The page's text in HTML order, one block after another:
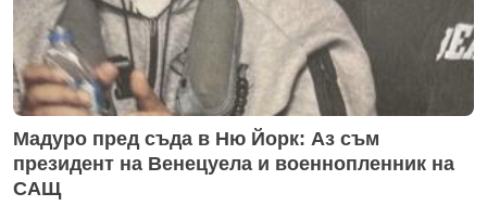
Мадуро пред съда в Ню Йорк: Аз съм
президент на Венецуела и военнопленник на
САЩ